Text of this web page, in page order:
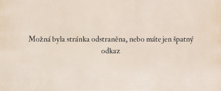
Možná byla stránka odstraněna, nebo máte jen špatný
odkaz